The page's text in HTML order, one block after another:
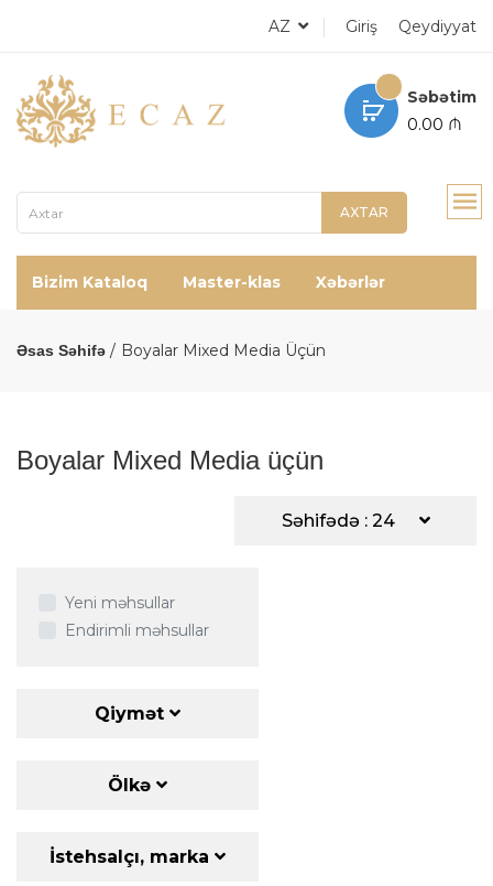
AZ Giriş Qeydiyyat
Səbətim
0.00 ₼
AXTAR
Bizim Kataloq Master-klas Xəbərlər
Əsas Səhifə Boyalar Mixed Media Üçün
Boyalar Mixed Media üçün
Səhifədə : 24
Yeni məhsullar
Endirimli məhsullar
Qiymət
Ölkə
İstehsalçı, marka